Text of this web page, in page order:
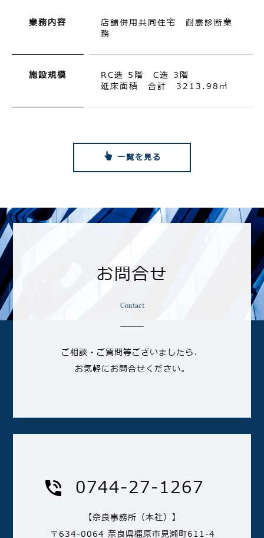
業務内容
店舗併用共同住宅 耐震診断業
務
施設規模
RC造 5階 C造 3階
延床面積 合計 3213.98㎡
一覧を見る
お問合せ
Contact
ご相談・ご質問等ございましたら、
お気軽にお問合せください。
0744-27-1267
【奈良事務所（本社）】
〒634-0064 奈良県橿原市見瀬町611-4